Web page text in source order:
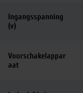
Ingangsspanning
(v)
Voorschakelappar
aat